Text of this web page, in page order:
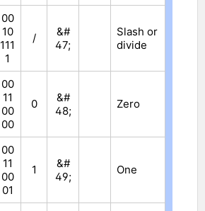
00
10
111
1
/
&#
47;
Slash or
divide
00
11
00
00
0
&#
48;
Zero
00
11
00
01
1
&#
49;
One